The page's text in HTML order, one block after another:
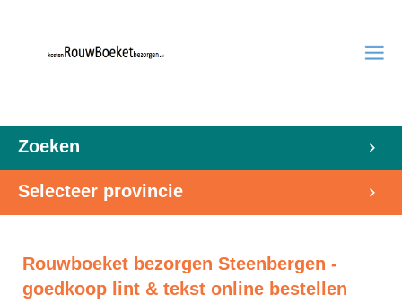
Zoeken
Selecteer provincie
Rouwboeket bezorgen Steenbergen -
goedkoop lint & tekst online bestellen